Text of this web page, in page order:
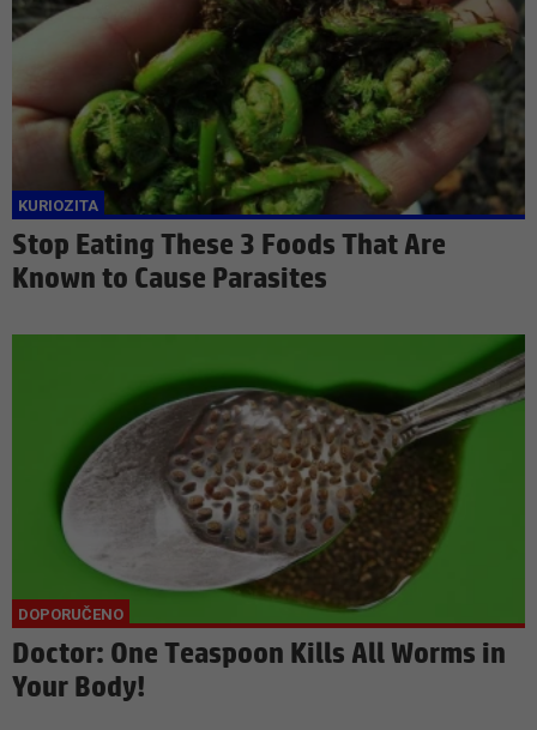
Stop Eating These 3 Foods That Are
Known to Cause Parasites
Doctor: One Teaspoon Kills All Worms in
Your Body!